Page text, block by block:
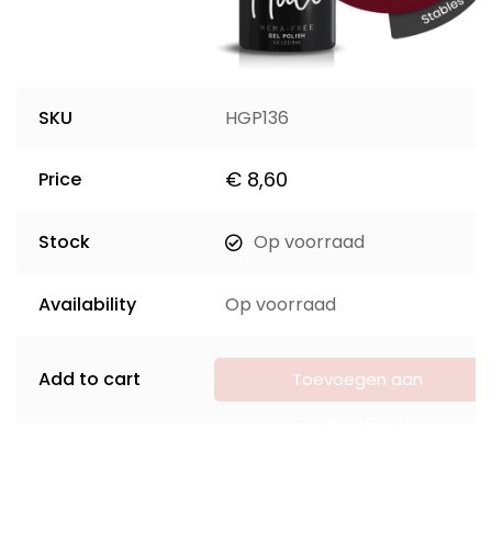
SKU HGP136
Price € 8,60
Stock Op voorraad
Availability Op voorraad
Add to cart
Toevoegen aan